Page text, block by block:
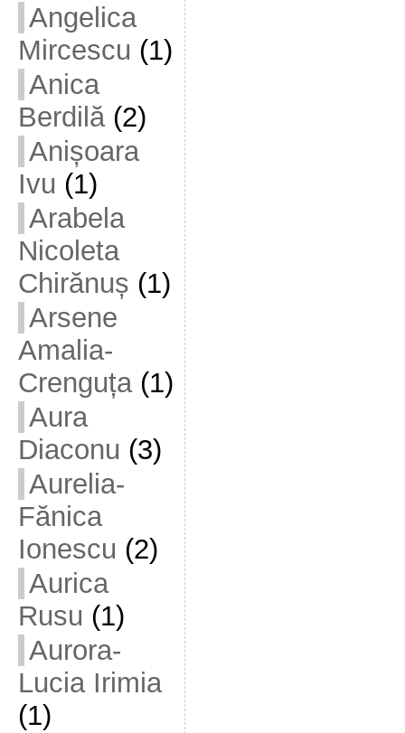
Angelica
Mircescu (1)
Anica
Berdilă(2)
Anișoara
Ivu (1)
Arabela
Nicoleta
Chirănuș (1)
Arsene
Amalia-
Crenguța(1)
Aura
Diaconu (3)
Aurelia-
Fănica
Ionescu (2)
Aurica
Rusu (1)
Aurora-
Lucia Irimia
(1)